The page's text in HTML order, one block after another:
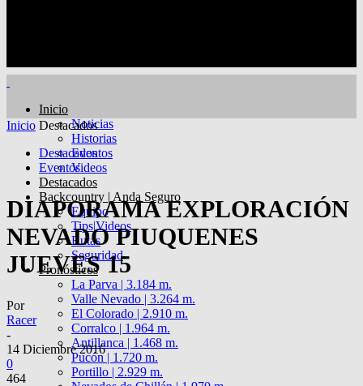
Inicio
Noticias
Historias
Eventos
Videos
Destacados
Backcountry | Anda Seguro
Equipo
Tips|Videos
Rutas
Seguridad
Pronósticos
La Parva | 3.184 m.
Valle Nevado | 3.264 m.
El Colorado | 2.910 m.
Corralco | 1.964 m.
Antillanca | 1.468 m.
Pucón | 1.720 m.
Portillo | 2.929 m.
Inicio Destacados
Destacados
Eventos
DIAPORAMA EXPLORACIÓN
NEVADO PIUQUENES
JUEVES 15
Por
Racer
-
14 Diciembre 2016
0
464